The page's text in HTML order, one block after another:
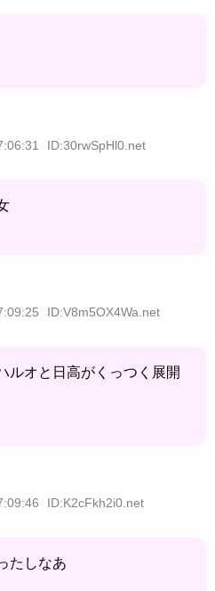
ID:30rwSpHl0.net
ID:V8m5OX4Wa.net
ルオと日高がくっつく展開
ID:K2cFkh2i0.net
たしなあ